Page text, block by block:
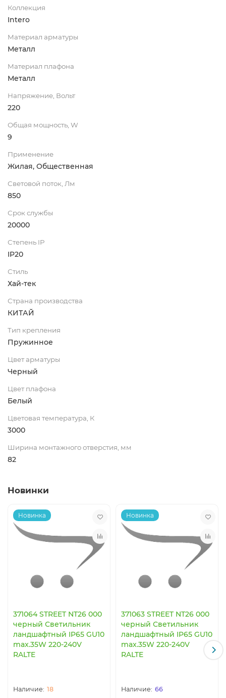
Коллекция
Intero
Материал арматуры
Металл
Материал плафона
Металл
Напряжение, Вольт
220
Общая мощность, W
9
Применение
Жилая, Общественная
Световой поток, Лм
850
Срок службы
20000
Степень IP
IP20
Стиль
Хай-тек
Страна производства
КИТАЙ
Тип крепления
Пружинное
Цвет арматуры
Черный
Цвет плафона
Белый
Цветовая температура, К
3000
Ширина монтажного отверстия, мм
82
Новинки
Новинка
371064 STREET NT26 000
черный Светильник
ландшафтный IP65 GU10
max.35W 220-240V
RALTE
18
Новинка
371063 STREET NT26 000
черный Светильник
ландшафтный IP65 GU10
max.35W 220-240V
RALTE
66